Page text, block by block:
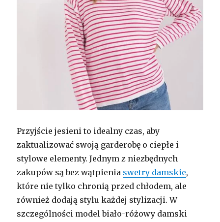
Przyjście jesieni to idealny czas, aby
zaktualizować swoją garderobę o ciepłe i
stylowe elementy. Jednym z niezbędnych
zakupów są bez wątpienia swetry damskie,
które nie tylko chronią przed chłodem, ale
również dodają stylu każdej stylizacji. W
szczególności model biało-różowy damski